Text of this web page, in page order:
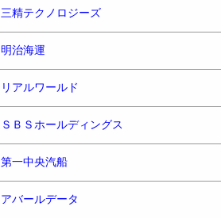
三精テクノロジーズ
明治海運
リアルワールド
ＳＢＳホールディングス
第一中央汽船
アバールデータ